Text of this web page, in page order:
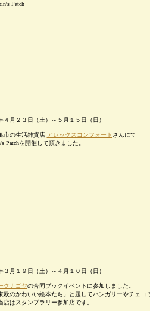
Patch
４月２３日（土）～５月１５日（日）
市の生活雑貨店 アレックスコンフォート さんにて
Patchを開催して頂きました。
３月１９日（土）～４月１０日（日）
クナゴヤの合同ブックイベントに参加しました。
欧のかわいい絵本たち」と題してハンガリーやチェコ
店はスタンプラリー参加店です。